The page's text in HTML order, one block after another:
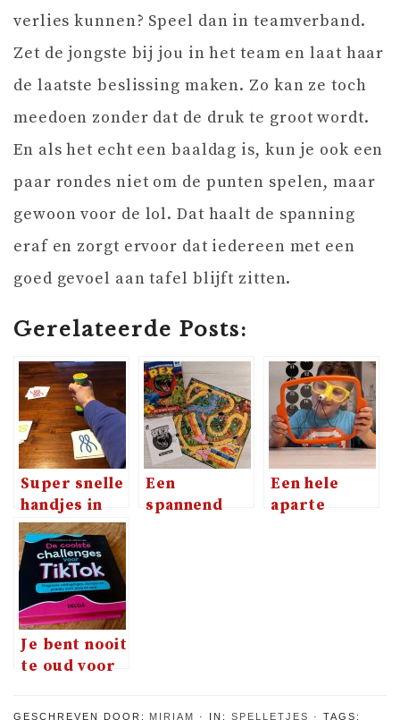
verlies kunnen? Speel dan in teamverband.
Zet de jongste bij jou in het team en laat haar
de laatste beslissing maken. Zo kan ze toch
meedoen zonder dat de druk te groot wordt.
En als het echt een baaldag is, kun je ook een
paar rondes niet om de punten spelen, maar
gewoon voor de lol. Dat haalt de spanning
eraf en zorgt ervoor dat iedereen met een
goed gevoel aan tafel blijft zitten.
Gerelateerde Posts:
Super snelle
handjes in
Jungle speed
Een
spannend
Een hele
aparte
Je bent nooit
te oud voor
uitdaging
GESCHREVEN DOOR: MIRIAM IN: SPELLETJES TAGS: